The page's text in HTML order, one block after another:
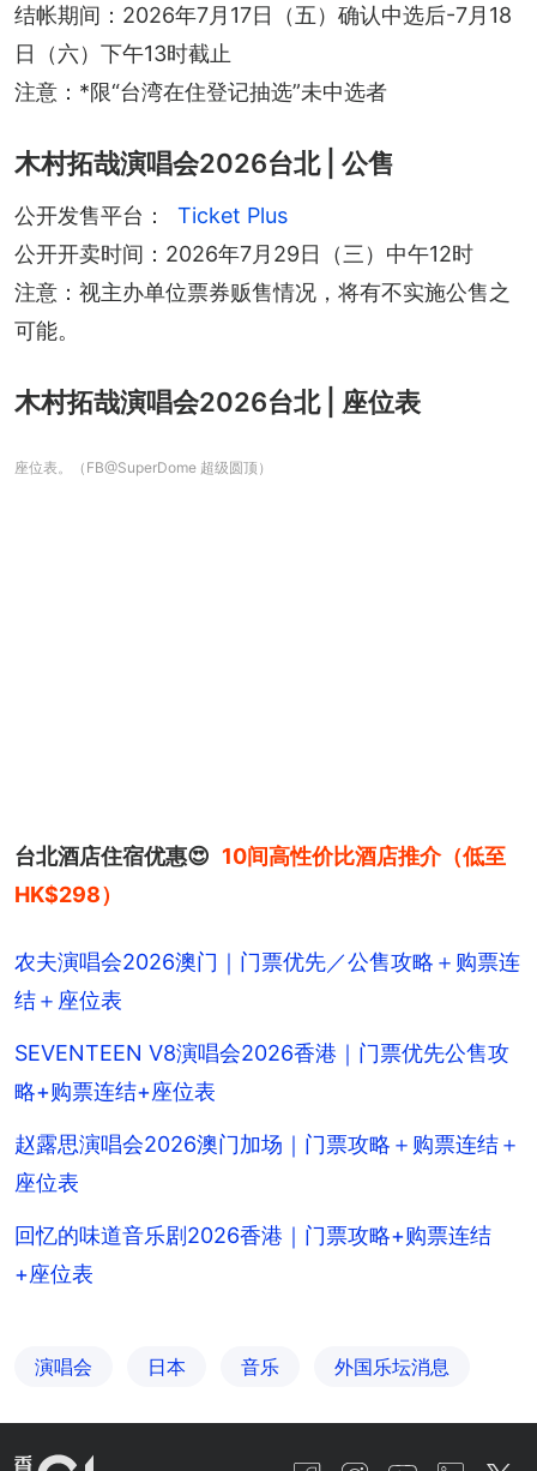
结帐期间：2026年7月17日（五）确认中选后-7月18
日（六）下午13时截止
注意：*限“台湾在住登记抽选”未中选者
木村拓哉演唱会2026台北 | 公售
公开发售平台：
Ticket Plus
公开开卖时间：2026年7月29日（三）中午12时
注意：视主办单位票券贩售情况，将有不实施公售之
可能。
木村拓哉演唱会2026台北 | 座位表
座位表。（FB@SuperDome 超级圆顶）
台北酒店住宿优惠😍 10间高性价比酒店推介（低至
HK$298）
农夫演唱会2026澳门｜门票优先／公售攻略＋购票连
结＋座位表
SEVENTEEN V8演唱会2026香港｜门票优先公售攻
略+购票连结+座位表
赵露思演唱会2026澳门加场｜门票攻略＋购票连结＋
座位表
回忆的味道音乐剧2026香港｜门票攻略+购票连结
+座位表
演唱会 日本 音乐 外国乐坛消息